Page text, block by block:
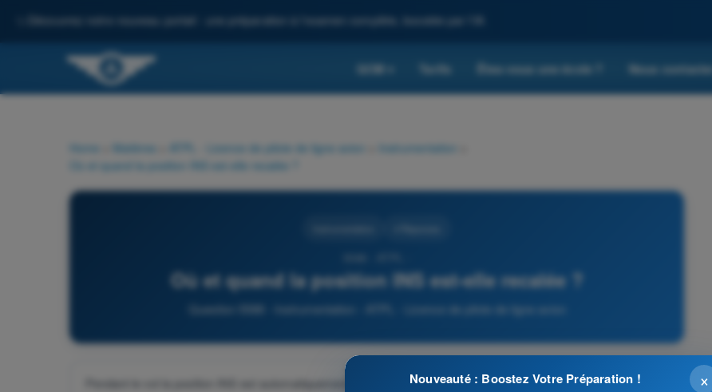
Découvrez notre nouveau portail : une préparation à l'examen complète, boostée par l'IA
QCM Tarifs Êtes-vous une école ? Nous contacter
Home Matières ATPL - Licence de pilote de ligne avion Instrumentation
Où et quand la position INS est-elle recalée ?
Où et quand la position INS est-elle recalée ?
Question 5588 - Instrumentation - ATPL - Licence de pilote de ligne avion
Pendant le vol la position INS est automatiquement recalée par le FMC ×
Nouveauté : Boostez Votre Préparation !